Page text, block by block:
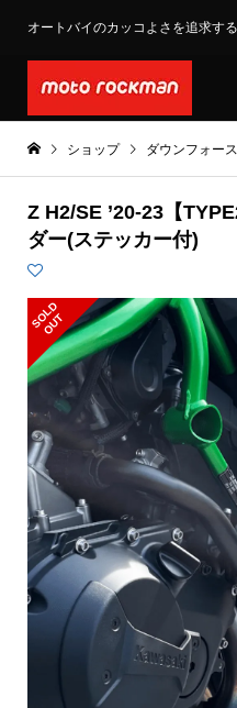
オートバイのカッコよさを追求する
ショップ ダウンフォー
Z H2/SE ’20-23【
ダー(ステッカー付)
S
O
L
D
O
U
T